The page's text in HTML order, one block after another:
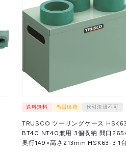
送料無料 当日出荷 代引決済不可
TRUSCO ツーリングケース
BT40 NT40兼用 3個収納 間口
奥行149×高さ213mm HSK63-3 1台